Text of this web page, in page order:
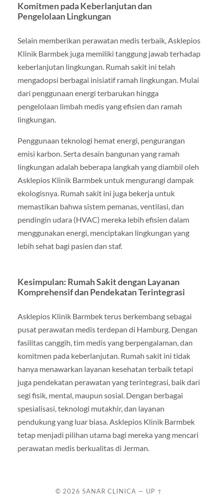
Komitmen pada Keberlanjutan dan
Pengelolaan Lingkungan
Selain memberikan perawatan medis terbaik, Asklepios
Klinik Barmbek juga memiliki tanggung jawab terhadap
keberlanjutan lingkungan. Rumah sakit ini telah
mengadopsi berbagai inisiatif ramah lingkungan. Mulai
dari penggunaan energi terbarukan hingga
pengelolaan limbah medis yang efisien dan ramah
lingkungan.
Penggunaan teknologi hemat energi, pengurangan
emisi karbon. Serta desain bangunan yang ramah
lingkungan adalah beberapa langkah yang diambil oleh
Asklepios Klinik Barmbek untuk mengurangi dampak
ekologisnya. Rumah sakit ini juga bekerja untuk
memastikan bahwa sistem pemanas, ventilasi, dan
pendingin udara (HVAC) mereka lebih efisien dalam
menggunakan energi, menciptakan lingkungan yang
lebih sehat bagi pasien dan staf.
Kesimpulan: Rumah Sakit dengan Layanan
Komprehensif dan Pendekatan Terintegrasi
Asklepios Klinik Barmbek terus berkembang sebagai
pusat perawatan medis terdepan di Hamburg. Dengan
fasilitas canggih, tim medis yang berpengalaman, dan
komitmen pada keberlanjutan. Rumah sakit ini tidak
hanya menawarkan layanan kesehatan terbaik tetapi
juga pendekatan perawatan yang terintegrasi, baik dari
segi fisik, mental, maupun sosial. Dengan berbagai
spesialisasi, teknologi mutakhir, dan layanan
pendukung yang luar biasa. Asklepios Klinik Barmbek
tetap menjadi pilihan utama bagi mereka yang mencari
perawatan medis berkualitas di Jerman.
© 2026 SANAR CLINICA — UP ↑